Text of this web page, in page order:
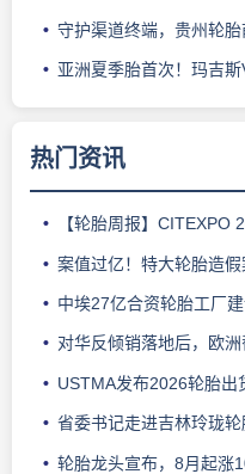
守护渠道终端，贵州轮胎前
亚洲夏季胎首次！玛吉
热门资讯
【轮胎周报】CITEXPO 2026下月开展；省委书记调
案值过亿！特大轮胎造假
中埃27亿合资轮胎工厂
对华反倾销落地后，欧
USTMA发布2026轮胎
省委书记走进吉林玲珑
轮胎龙头宣布，8月起涨